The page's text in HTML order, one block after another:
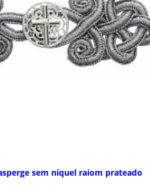
sem níquel raiom prateado